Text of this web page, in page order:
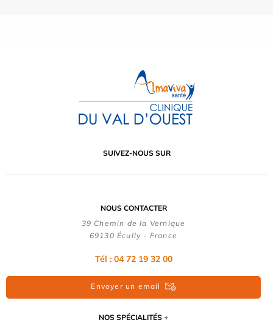
SUIVEZ-NOUS SUR
NOUS CONTACTER
39 Chemin de la Vernique
69130 Écully - France
Tél : 04 72 19 32 00
Envoyer un email
NOS SPÉCIALITÉS